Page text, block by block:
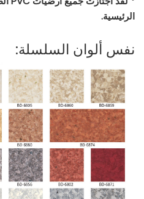
الرئيسية.
نفس ألوان السلسلة: